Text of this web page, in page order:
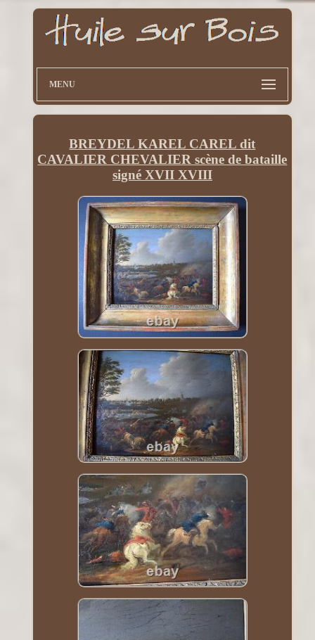
MENU
BREYDEL KAREL CAREL dit
CAVALIER CHEVALIER scène de bataille
signé XVII XVIII